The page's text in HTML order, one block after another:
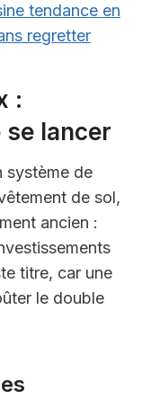
tendance en
regretter
:
se lancer
système de
de sol,
ancien :
titre, car une
le double